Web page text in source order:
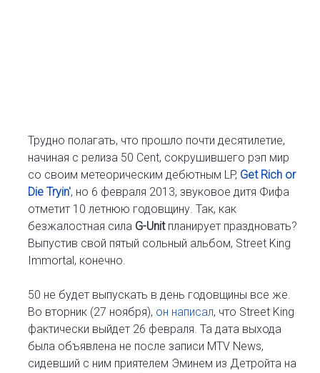
Трудно полагать, что прошло почти десятилетие,
начиная с релиза 50 Cent, сокрушившего рэп мир
со своим метеорическим дебютным LP, Get Rich or
Die Tryin', но 6 февраля 2013, звуковое дитя Фифа
отметит 10 летнюю годовщину. Так, как
безжалостная сила G-Unitпланирует праздновать?
Выпустив свой пятый сольный альбом, Street King
Immortal, конечно.
50 не будет выпускать в день годовщины все же.
Во вторник (27 ноября), он написал, что Street King
фактически выйдет 26 февраля. Та дата выхода
была объявлена не после записи MTV News,
сидевший с ним приятелем Эминем из Детройта на